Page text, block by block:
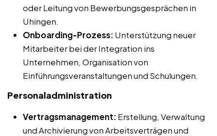
oder Leitung von Bewerbungsgesprächen in
Uhingen.
Onboarding-Prozess: Unterstützung neuer
Mitarbeiter bei der Integration ins
Unternehmen, Organisation von
Einführungsveranstaltungen und Schulungen.
Personaladministration
Vertragsmanagement: Erstellung, Verwaltung
und Archivierung von Arbeitsverträgen und